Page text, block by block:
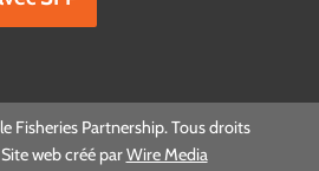
Fisheries Partnership. Tous droits
web créé parWire Media